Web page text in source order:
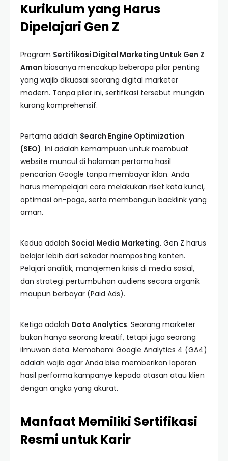
Kurikulum yang Harus
Dipelajari Gen Z
Program Sertifikasi Digital Marketing Untuk Gen Z
Aman biasanya mencakup beberapa pilar penting
yang wajib dikuasai seorang digital marketer
modern. Tanpa pilar ini, sertifikasi tersebut mungkin
kurang komprehensif.
Pertama adalah Search Engine Optimization
(SEO). Ini adalah kemampuan untuk membuat
website muncul di halaman pertama hasil
pencarian Google tanpa membayar iklan. Anda
harus mempelajari cara melakukan riset kata kunci,
optimasi on-page, serta membangun backlink yang
aman.
Kedua adalah Social Media Marketing. Gen Z harus
belajar lebih dari sekadar memposting konten.
Pelajari analitik, manajemen krisis di media sosial,
dan strategi pertumbuhan audiens secara organik
maupun berbayar (Paid Ads).
Ketiga adalah Data Analytics. Seorang marketer
bukan hanya seorang kreatif, tetapi juga seorang
ilmuwan data. Memahami Google Analytics 4 (GA4)
adalah wajib agar Anda bisa memberikan laporan
hasil performa kampanye kepada atasan atau klien
dengan angka yang akurat.
Manfaat Memiliki Sertifikasi
Resmi untuk Karir